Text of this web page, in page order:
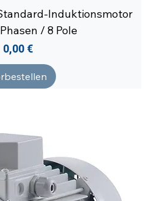
Induktionsmotor
/ 8 Pole
Preis
0,00 €